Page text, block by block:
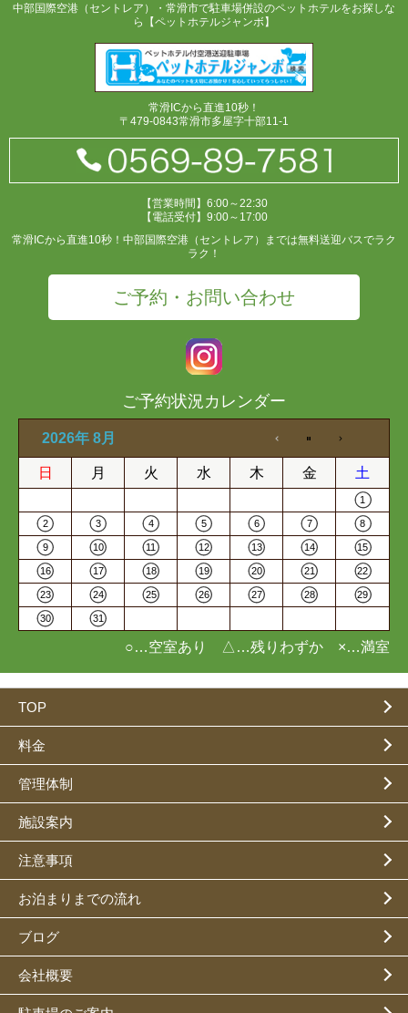
中部国際空港（セントレア）・常滑市で駐車場併設のペットホテルをお探しな
ら【ペットホテルジャンボ】
常滑ICから直進10秒！
〒479-0843常滑市多屋字十部11-1
【営業時間】6:00～22:30
【電話受付】9:00～17:00
常滑ICから直進10秒！中部国際空港（セントレア）までは無料送迎バスでラク
ラク！
ご予約・お問い合わせ
ご予約状況カレンダー
2026年 8月
日 月 火 水 木 金 土
1
2 3 4 5 6 7 8
9 10 11 12 13 14 15
16 17 18 19 20 21 22
23 24 25 26 27 28 29
30 31
○…空室あり △…残りわずか ×…満室
TOP
料金
管理体制
施設案内
注意事項
お泊まりまでの流れ
ブログ
会社概要